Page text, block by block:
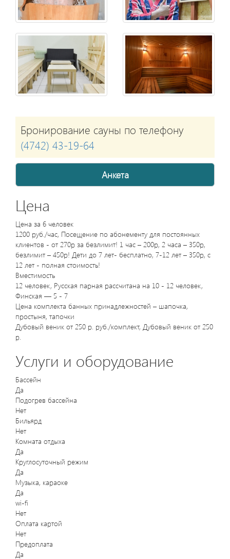
Бронирование сауны по телефону
(4742) 43-19-64
Анкета
Цена
Цена за 6 человек
1200 руб./час, Посещение по абонементу для постоянных
клиентов - от 270р за безлимит! 1 час – 200р, 2 часа – 350р,
безлимит – 450р! Дети до 7 лет- бесплатно, 7-12 лет – 350р, с
12 лет - полная стоимость!
Вместимость
12 человек, Русская парная рассчитана на 10 - 12 человек,
Финская — 5 - 7
Цена комплекта банных принадлежностей – шапочка,
простыня, тапочки
Дубовый веник от 250 р. руб./комплект, Дубовый веник от 250
р.
Услуги и оборудование
Бассейн
Да
Подогрев бассейна
Нет
Бильярд
Нет
Комната отдыха
Да
Круглосуточный режим
Да
Музыка, караоке
Да
wi-fi
Нет
Оплата картой
Нет
Предоплата
Да